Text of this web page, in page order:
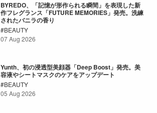
BYREDO、「記憶が形作られる瞬間」を表現した新
作フレグランス「FUTURE MEMORIES」発売。洗練
されたバニラの香り
BEAUTY
07 Aug 2026
Yunth、初の浸透型美顔器「Deep Boost」発売。美
容液やシートマスクのケアをアップデート
BEAUTY
05 Aug 2026